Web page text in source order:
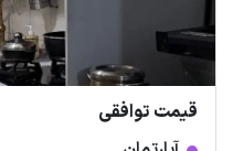
قیمت توافقی